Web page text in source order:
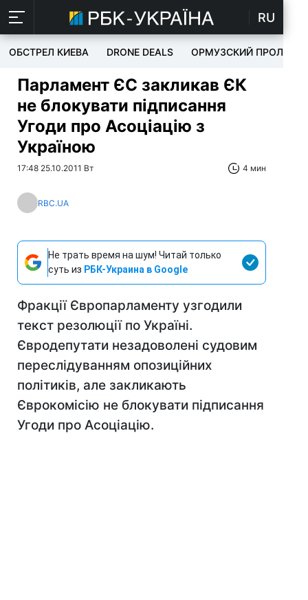
RU
ОБСТРЕЛ КИЕВА DRONE DEALS ОРМУЗСКИЙ ПРОЛИВ
Парламент ЄС закликав ЄК
не блокувати підписання
Угоди про Асоціацію з
Україною
17:48 25.10.2011 Вт 4 мин
RBC.UA
Не трать время на шум! Читай только
суть из РБК-Украина в Google
Фракції Європарламенту узгодили
текст резолюції по Україні.
Євродепутати незадоволені судовим
переслідуванням опозиційних
політиків, але закликають
Єврокомісію не блокувати підписання
Угоди про Асоціацію.